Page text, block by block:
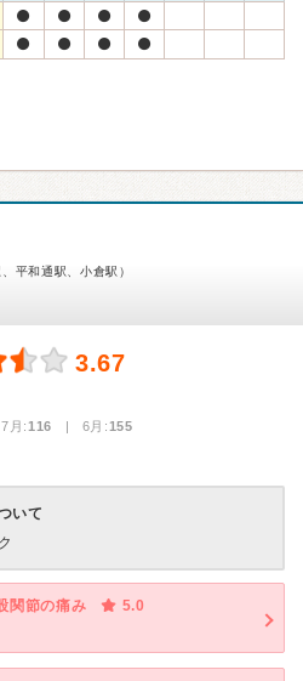
平和通駅、小倉駅）
3.67
月:116 | 6月:155
いて
関節の痛み
5.0